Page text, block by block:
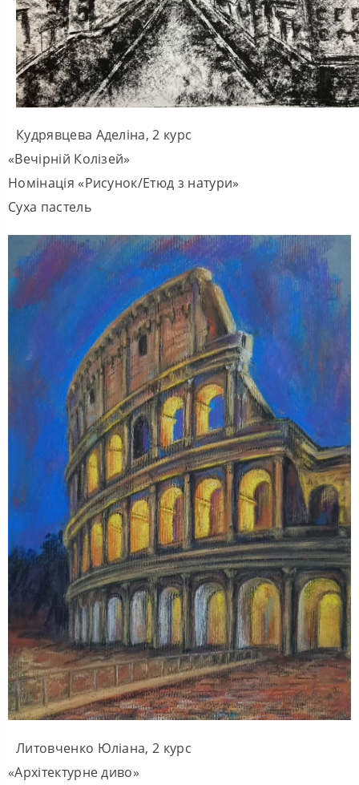
Кудрявцева Аделіна, 2 курс
«Вечірній Колізей»
Номінація «Рисунок/Етюд з натури»
Суха пастель
Литовченко Юліана, 2 курс
«Архітектурне диво»